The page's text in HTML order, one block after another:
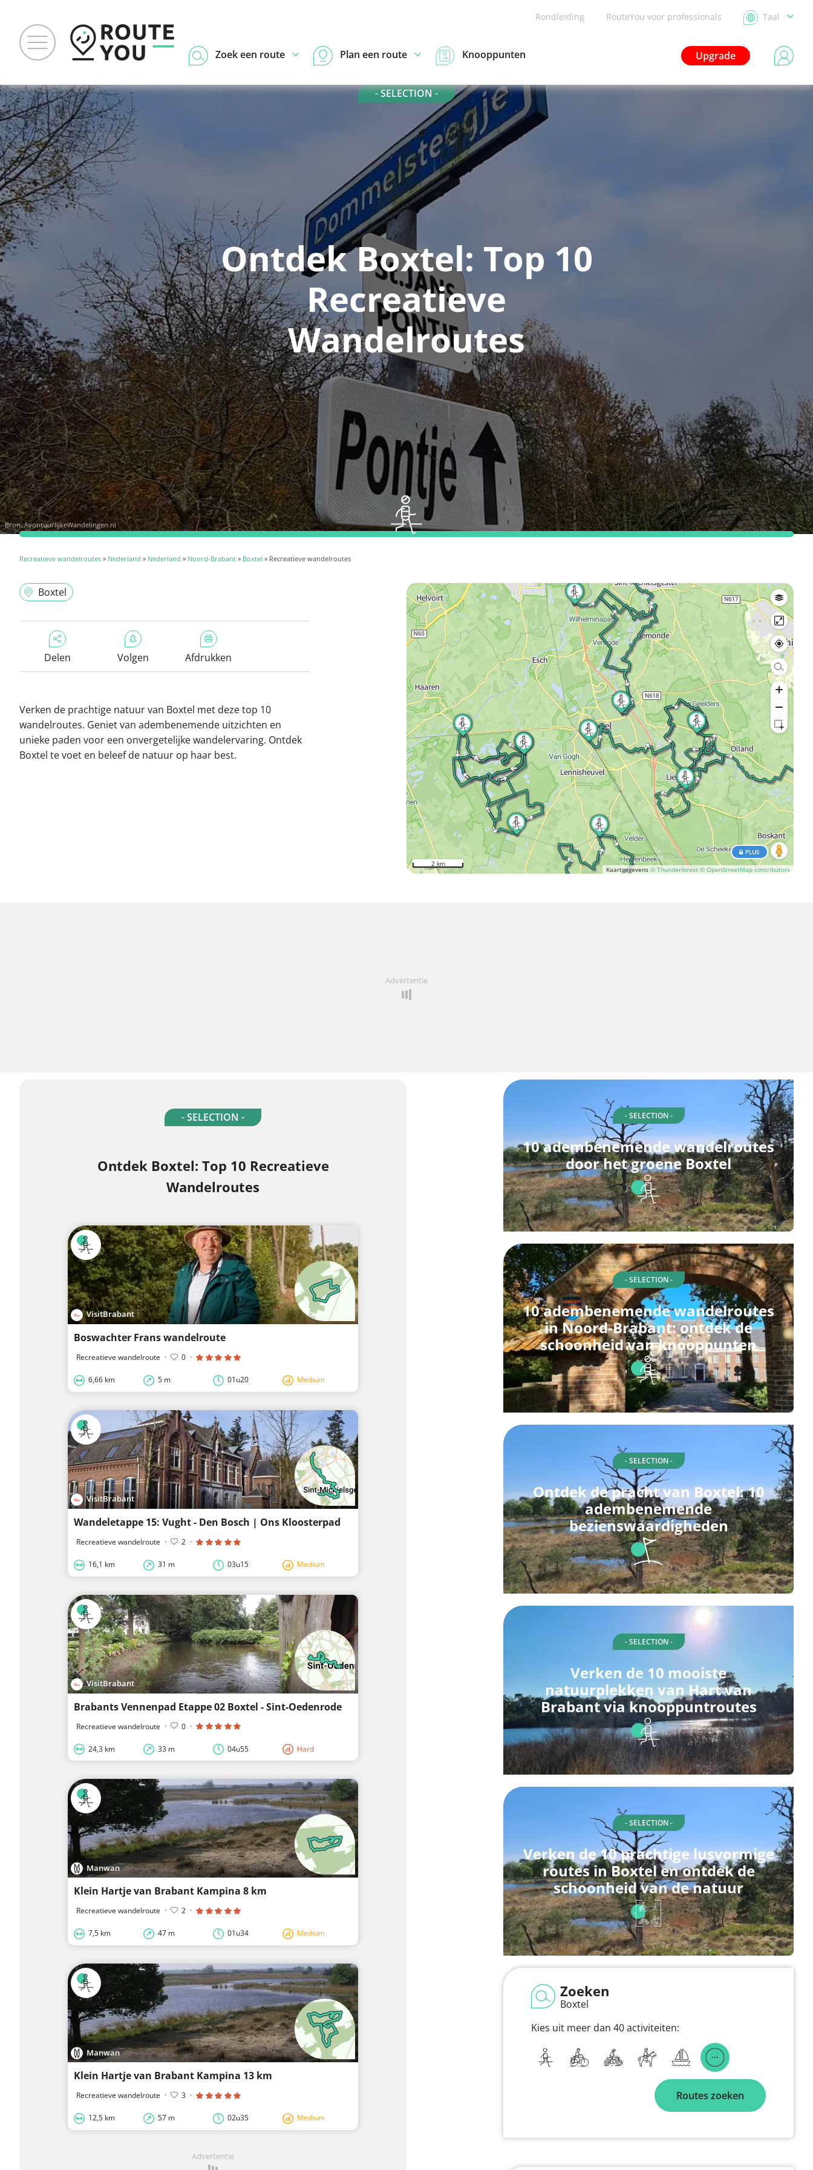
Rondleiding RouteYou voor professionals Taal
Upgrade
Zoek een route Plan een route Knooppunten
- SELECTION -
Ontdek Boxtel: Top 10
Recreatieve
Wandelroutes
Bron:AvontuurlijkeWandelingen.nl
Recreatieve wandelroutes » Nederland » Nederland » Noord-Brabant » Boxtel » Recreatieve wandelroutes
Boxtel
Delen Volgen Afdrukken
Verken de prachtige natuur van Boxtel met deze top 10
wandelroutes. Geniet van adembenemende uitzichten en
unieke paden voor een onvergetelijke wandelervaring. Ontdek
Boxtel te voet en beleef de natuur op haar best.
Kaartgegevens © Thunderforest © OpenStreetMap contributors
PLUS
2 km
Advertentie
- SELECTION -
Ontdek Boxtel: Top 10 Recreatieve
Wandelroutes
VisitBrabant
Boswachter Frans wandelroute
Recreatieve wandelroute · 0 ·
6,66 km 5 m 01u20 Medium
VisitBrabant
Wandeletappe 15: Vught - Den Bosch | Ons Kloosterpad
Recreatieve wandelroute · 2 ·
16,1 km 31 m 03u15 Medium
VisitBrabant
Brabants Vennenpad Etappe 02 Boxtel - Sint-Oedenrode
Recreatieve wandelroute · 0 ·
24,3 km 33 m 04u55 Hard
Manwan
Klein Hartje van Brabant Kampina 8 km
Recreatieve wandelroute · 2 ·
7,5 km 47 m 01u34 Medium
Manwan
Klein Hartje van Brabant Kampina 13 km
Recreatieve wandelroute · 3 ·
12,5 km 57 m 02u35 Medium
Advertentie
- SELECTION -
10 adembenemende wandelroutes
door het groene Boxtel
- SELECTION -
10 adembenemende wandelroutes
in Noord-Brabant: ontdek de
schoonheid van knooppunten
- SELECTION -
Ontdek de pracht van Boxtel: 10
adembenemende
bezienswaardigheden
- SELECTION -
Verken de 10 mooiste
natuurplekken van Hart van
Brabant via knooppuntroutes
- SELECTION -
Verken de 10 prachtige lusvormige
routes in Boxtel en ontdek de
schoonheid van de natuur
Zoeken
Boxtel
Kies uit meer dan 40 activiteiten:
Routes zoeken